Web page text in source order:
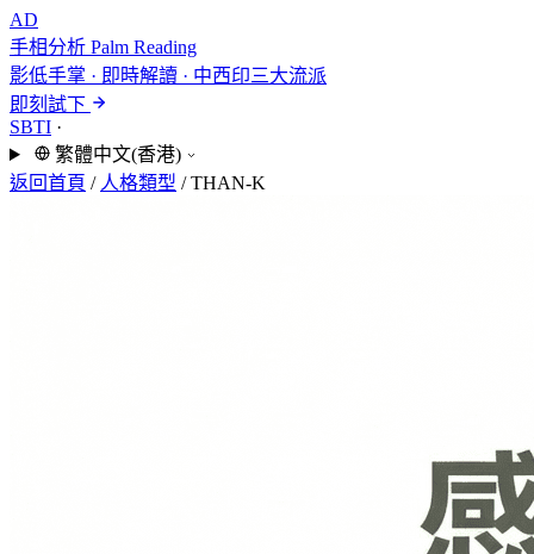
AD
手相分析 Palm Reading
影低手掌 · 即時解讀 · 中西印三大流派
即刻試下
SBTI ·
繁體中文(香港)
返回首頁 / 人格類型 / THAN-K